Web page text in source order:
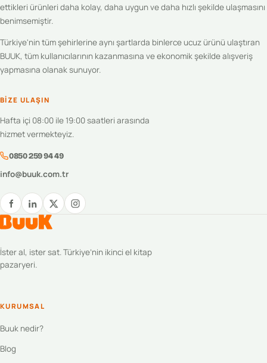
ettikleri ürünleri daha kolay, daha uygun ve daha hızlı şekilde ulaşmasını
benimsemiştir.
Türkiye'nin tüm şehirlerine aynı şartlarda binlerce ucuz ürünü ulaştıran
BUUK, tüm kullanıcılarının kazanmasına ve ekonomik şekilde alışveriş
yapmasına olanak sunuyor.
BIZE ULAŞIN
Hafta içi 08:00 ile 19:00 saatleri arasında
hizmet vermekteyiz.
0850 259 94 49
info@buuk.com.tr
İster al, ister sat. Türkiye’nin ikinci el kitap
pazaryeri.
KURUMSAL
Buuk nedir?
Blog